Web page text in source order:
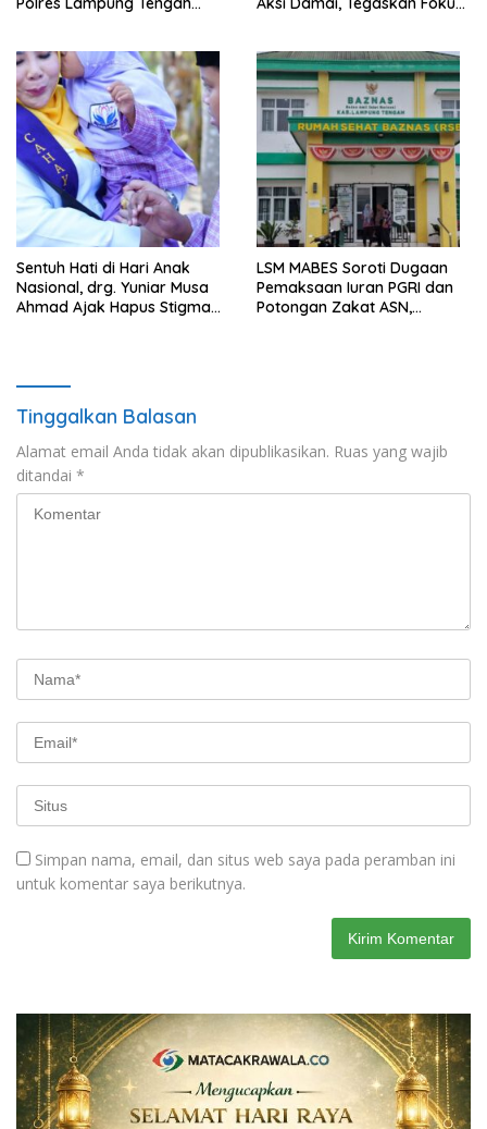
Pelanggaran UU ITE
Sentuh Hati di Hari Anak
Nasional, drg. Yuniar Musa
Ahmad Ajak Hapus Stigma
LSM MABES Soroti Dugaan
Pemaksaan Iuran PGRI dan
Potongan Zakat ASN,
Tinggalkan Balasan
Alamat email Anda tidak akan dipublikasikan. Ruas yang wajib
ditandai *
Simpan nama, email, dan situs web saya pada peramban ini
untuk komentar saya berikutnya.